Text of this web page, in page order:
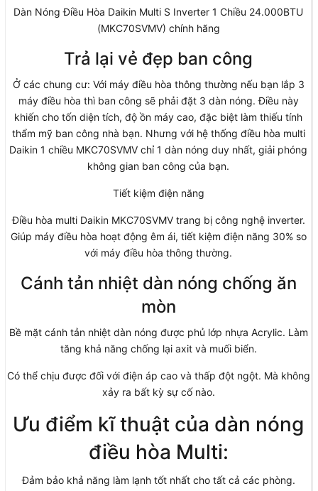
Dàn Nóng Điều Hòa Daikin Multi S Inverter 1 Chiều 24.000BTU
(MKC70SVMV) chính hãng
Trả lại vẻ đẹp ban công
Ở các chung cư: Với máy điều hòa thông thường nếu bạn lắp 3
máy điều hòa thì ban công sẽ phải đặt 3 dàn nóng. Điều này
khiến cho tốn diện tích, độ ồn máy cao, đặc biệt làm thiếu tính
thẩm mỹ ban công nhà bạn. Nhưng với hệ thống điều hòa multi
Daikin 1 chiều MKC70SVMV chỉ 1 dàn nóng duy nhất, giải phóng
không gian ban công của bạn.
Tiết kiệm điện năng
Điều hòa multi Daikin MKC70SVMV trang bị công nghệ inverter.
Giúp máy điều hòa hoạt động êm ái, tiết kiệm điện năng 30% so
với máy điều hòa thông thường.
Cánh tản nhiệt dàn nóng chống ăn
mòn
Bề mặt cánh tản nhiệt dàn nóng được phủ lớp nhựa Acrylic. Làm
tăng khả năng chống lại axit và muối biển.
Có thể chịu được đối với điện áp cao và thấp đột ngột. Mà không
xảy ra bất kỳ sự cố nào.
Ưu điểm kĩ thuật của dàn nóng
điều hòa Multi:
Đảm bảo khả năng làm lạnh tốt nhất cho tất cả các phòng.